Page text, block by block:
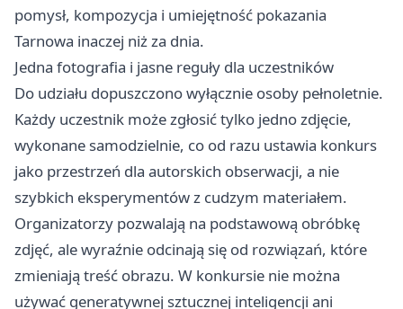
pomysł, kompozycja i umiejętność pokazania
Tarnowa inaczej niż za dnia.
Jedna fotografia i jasne reguły dla uczestników
Do udziału dopuszczono wyłącznie osoby pełnoletnie.
Każdy uczestnik może zgłosić tylko jedno zdjęcie,
wykonane samodzielnie, co od razu ustawia konkurs
jako przestrzeń dla autorskich obserwacji, a nie
szybkich eksperymentów z cudzym materiałem.
Organizatorzy pozwalają na podstawową obróbkę
zdjęć, ale wyraźnie odcinają się od rozwiązań, które
zmieniają treść obrazu. W konkursie nie można
używać generatywnej sztucznej inteligencji ani